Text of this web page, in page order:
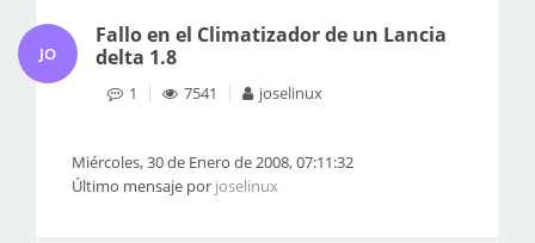
JO
Fallo en el Climatizador de un Lancia
delta 1.8
1 7541 joselinux
Miércoles, 30 de Enero de 2008, 07:11:32
Último mensaje por joselinux